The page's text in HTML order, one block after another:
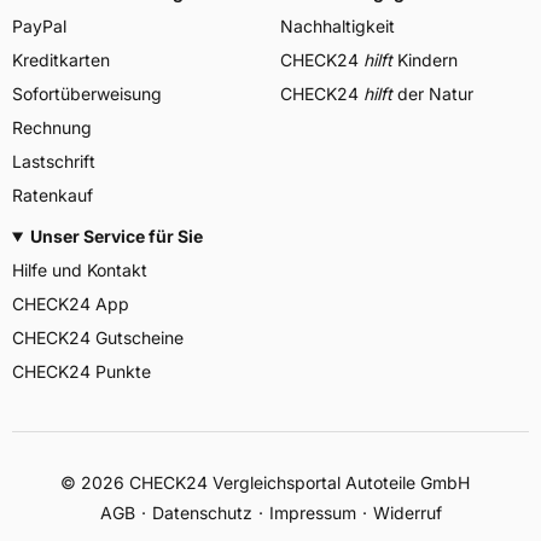
PayPal
Kreditkarten
Sofortüberweisung
Rechnung
Lastschrift
Ratenkauf
Nachhaltigkeit
CHECK24 hilftKindern
CHECK24 hilftder Natur
Unser Service für Sie
Hilfe und Kontakt
CHECK24 App
CHECK24 Gutscheine
CHECK24 Punkte
© 2026 CHECK24 Vergleichsportal Autoteile GmbH
AGB
Datenschutz Impressum Widerruf